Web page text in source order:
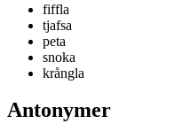
fiffla
tjafsa
peta
snoka
krångla
Antonymer